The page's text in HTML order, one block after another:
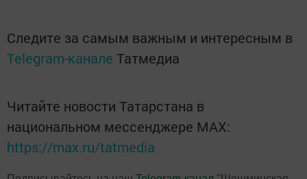
Следите за самым важным и интересным в
Telegram-канале Татмедиа
Читайте новости Татарстана в
национальном мессенджере MАХ:
https://max.ru/tatmedia